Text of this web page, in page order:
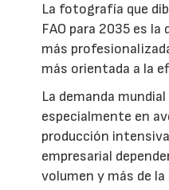
La fotografía que
FAO para 2035 es
más
más orientada a la
La demanda
especialmente en
producción
empresarial
volumen y más de la